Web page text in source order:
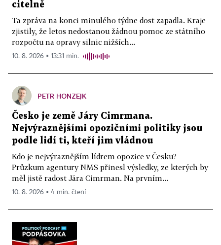
citelně
Ta zpráva na konci minulého týdne dost zapadla. Kraje
zjistily, že letos nedostanou žádnou pomoc ze státního
rozpočtu na opravy silnic nižších...
10. 8. 2026 ▪ 13:31 min.
PETR HONZEJK
Česko je země Járy Cimrmana.
Nejvýraznějšími opozičními politiky jsou
podle lidí ti, kteří jim vládnou
Kdo je nejvýraznějším lídrem opozice v Česku?
Průzkum agentury NMS přinesl výsledky, ze kterých by
měl jistě radost Jára Cimrman. Na prvním...
10. 8. 2026 ▪ 4 min. čtení